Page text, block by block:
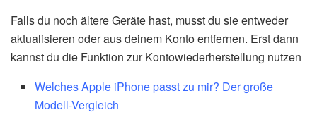
Falls du noch ältere Geräte hast, musst du sie entweder
aktualisieren oder aus deinem Konto entfernen. Erst dann
kannst du die Funktion zur Kontowiederherstellung nutzen
Welches Apple iPhone passt zu mir? Der große
Modell-Vergleich